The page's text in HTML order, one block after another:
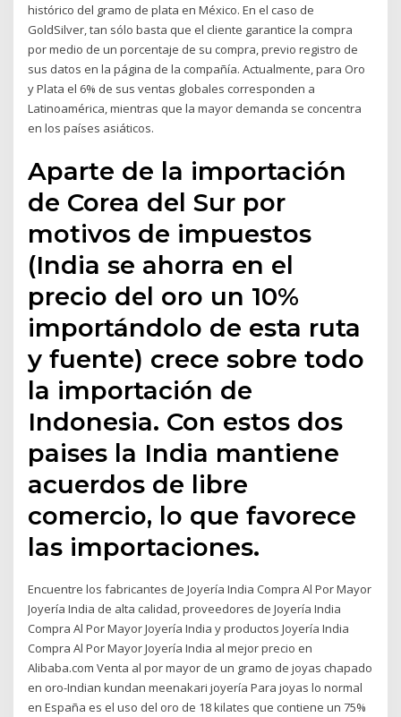
histórico del gramo de plata en México. En el caso de
GoldSilver, tan sólo basta que el cliente garantice la compra
por medio de un porcentaje de su compra, previo registro de
sus datos en la página de la compañía. Actualmente, para Oro
y Plata el 6% de sus ventas globales corresponden a
Latinoamérica, mientras que la mayor demanda se concentra
en los países asiáticos.
Aparte de la importación
de Corea del Sur por
motivos de impuestos
(India se ahorra en el
precio del oro un 10%
importándolo de esta ruta
y fuente) crece sobre todo
la importación de
Indonesia. Con estos dos
paises la India mantiene
acuerdos de libre
comercio, lo que favorece
las importaciones.
Encuentre los fabricantes de Joyería India Compra Al Por Mayor
Joyería India de alta calidad, proveedores de Joyería India
Compra Al Por Mayor Joyería India y productos Joyería India
Compra Al Por Mayor Joyería India al mejor precio en
Alibaba.com Venta al por mayor de un gramo de joyas chapado
en oro-Indian kundan meenakari joyería Para joyas lo normal
en España es el uso del oro de 18 kilates que contiene un 75%